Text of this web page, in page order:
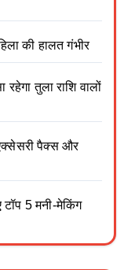
की हालत गंभीर
तुला राशि वालों
पैक्स और
5 मनी-मेकिंग